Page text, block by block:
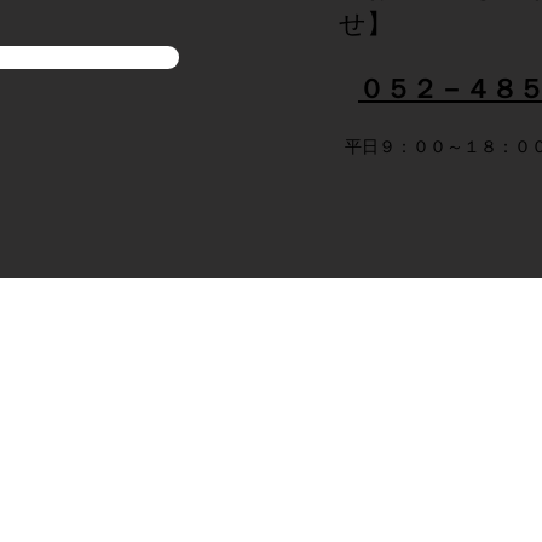
せ】
０５２－４８
平日９：００～１８：０